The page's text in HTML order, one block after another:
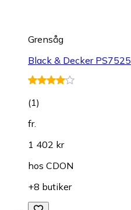
Grensåg
Black & Decker PS7525
(1)
fr.
1 402 kr
hos CDON
+8 butiker